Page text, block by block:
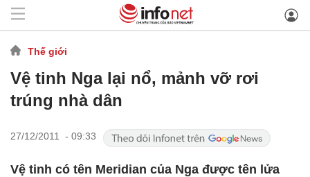
Thế giới
Vệ tinh Nga lại nổ, mảnh vỡ rơi
trúng nhà dân
27/12/2011 - 09:33
Vệ tinh có tên Meridian của Nga được tên lửa